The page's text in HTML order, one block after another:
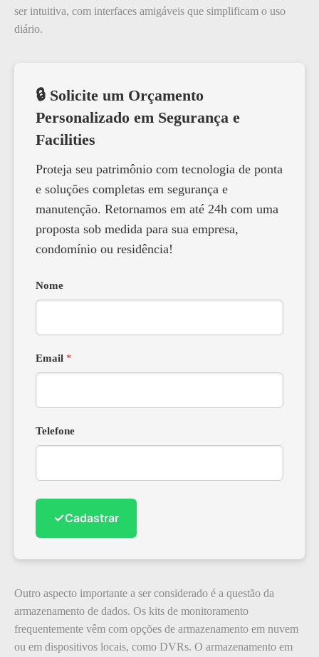
ser intuitiva, com interfaces amigáveis que simplificam o uso
diário.
🔒 Solicite um Orçamento
Personalizado em Segurança e
Facilities
Proteja seu patrimônio com tecnologia de ponta
e soluções completas em segurança e
manutenção. Retornamos em até 24h com uma
proposta sob medida para sua empresa,
condomínio ou residência!
Nome
Email *
Telefone
✓Cadastrar
Outro aspecto importante a ser considerado é a questão da
armazenamento de dados. Os kits de monitoramento
frequentemente vêm com opções de armazenamento em nuvem
ou em dispositivos locais, como DVRs. O armazenamento em